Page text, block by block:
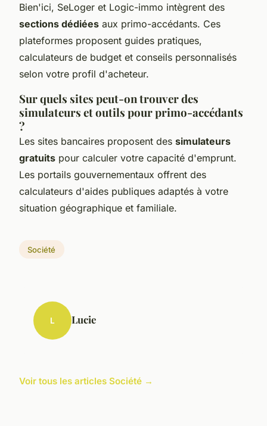
Bien'ici, SeLoger et Logic-immo intègrent des
sections dédiées aux primo-accédants. Ces
plateformes proposent guides pratiques,
calculateurs de budget et conseils personnalisés
selon votre profil d'acheteur.
Sur quels sites peut-on trouver des
simulateurs et outils pour primo-accédants
?
Les sites bancaires proposent des simulateurs
gratuits pour calculer votre capacité d'emprunt.
Les portails gouvernementaux offrent des
calculateurs d'aides publiques adaptés à votre
situation géographique et familiale.
Société
L Lucie
Voir tous les articles Société →